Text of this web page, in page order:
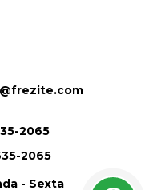
2065
2065
- Sexta